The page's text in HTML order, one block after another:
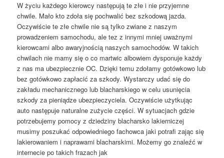
W życiu każdego kierowcy następują te złe i nie przyjemne
chwile. Mało kto zdoła się pochwalić bez szkodową jazda.
Oczywiście te złe chwile nie są tylko zwiane z naszym
prowadzeniem samochodu, ale tez z innymi mniej uważnymi
kierowcami albo awaryjnością naszych samochodów. W takich
chwilach nie mamy się o co martwic albowiem dysponuje każdy
z nas ma ubezpiecznie OC. Dzięki temu zdołamy gotówkowo lub
bez gotówkowo zapłacić za szkody. Wystarczy udać się do
zakładu mechanicznego lub blacharskiego w celu usunięcia
szkody za pieniądze ubezpieczyciela. Oczywiście użytkując
auto następuje naturalne zużycie części. W sytuacjach gdzie
potrzebujemy pomocy z dziedziny blacharsko lakierniczej
musimy poszukać odpowiedniego fachowca jaki potrafi zając się
lakierowaniem i naprawami blacharskimi. Możemy go znaleźć w
internecie po takich frazach jak